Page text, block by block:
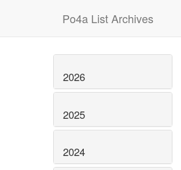
Po4a List Archives
2026
2025
2024